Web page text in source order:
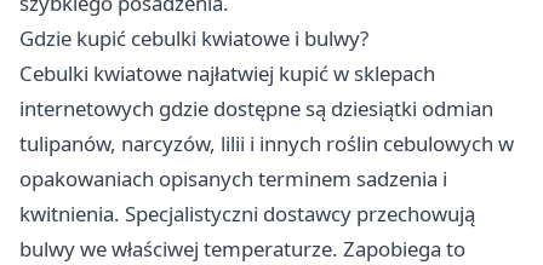
Gdzie kupić cebulki kwiatowe i bulwy?
Cebulki kwiatowe najłatwiej kupić w sklepach
internetowych gdzie dostępne są dziesiątki odmian
tulipanów, narcyzów, lilii i innych roślin cebulowych w
opakowaniach opisanych terminem sadzenia i
kwitnienia. Specjalistyczni dostawcy przechowują
bulwy we właściwej temperaturze. Zapobiega to